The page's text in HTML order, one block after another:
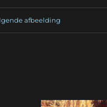
afbeelding